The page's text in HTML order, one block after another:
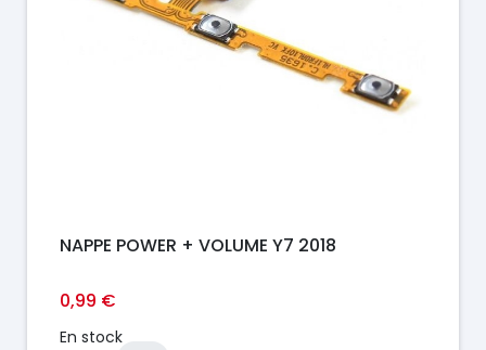
NAPPE POWER + VOLUME Y7 2018
0,99 €
En stock